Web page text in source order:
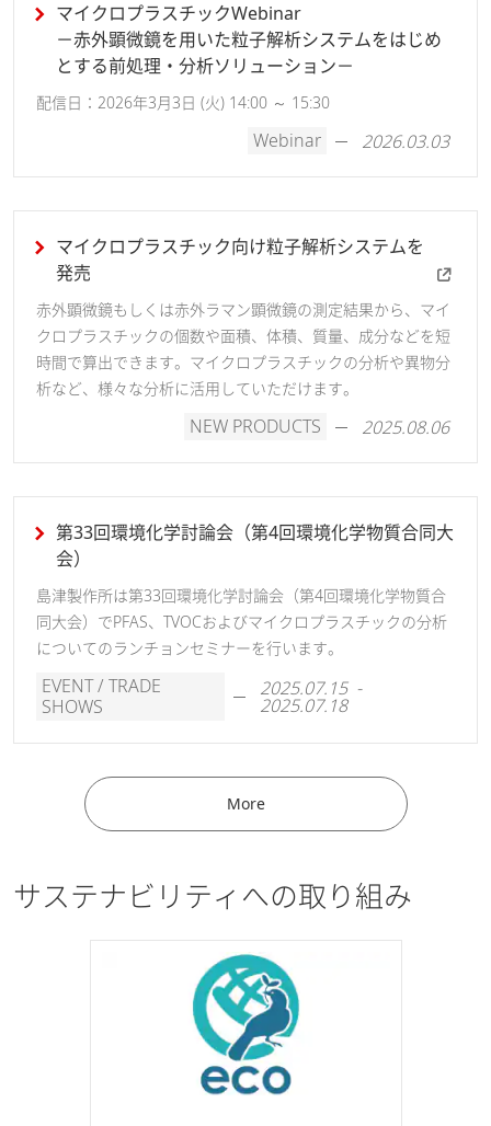
マイクロプラスチックWebinar
－赤外顕微鏡を用いた粒子解析システムをはじめ
とする前処理・分析ソリューション－
配信日：2026年3月3日 (火) 14:00 ～ 15:30
Webinar 2026.03.03
マイクロプラスチック向け粒子解析システムを
発売
赤外顕微鏡もしくは赤外ラマン顕微鏡の測定結果から、マイ
クロプラスチックの個数や面積、体積、質量、成分などを短
時間で算出できます。マイクロプラスチックの分析や異物分
析など、様々な分析に活用していただけます。
NEW PRODUCTS 2025.08.06
第33回環境化学討論会（第4回環境化学物質合同大
会）
島津製作所は第33回環境化学討論会（第4回環境化学物質合
同大会）でPFAS、TVOCおよびマイクロプラスチックの分析
についてのランチョンセミナーを行います。
EVENT / TRADE
SHOWS
2025.07.15 -
2025.07.18
More
サステナビリティへの取り組み